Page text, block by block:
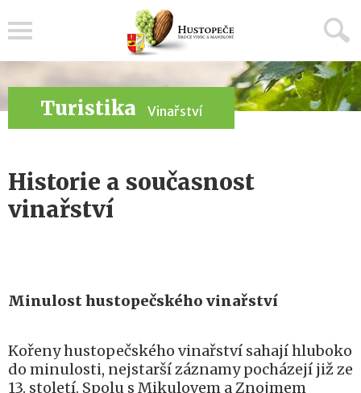
Turistika Vinařství
Historie a současnost
vinařství
Minulost hustopečského vinařství
Kořeny hustopečského vinařství sahají hluboko
do minulosti, nejstarší záznamy pocházejí již ze
13. století. Spolu s Mikulovem a Znojmem